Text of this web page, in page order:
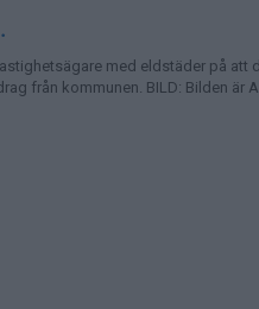
med eldstäder på
från kommunen. BILD: Bilden är